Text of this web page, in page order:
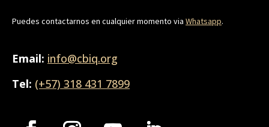
Puedes contactarnos en cualquier momento via Whatsapp.
Email: info@cbiq.org
Tel: (+57) 318 431 7899